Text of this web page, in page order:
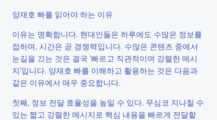
양재호 빠를 읽어야 하는 이유
이유는 명확합니다. 현대인들은 하루에도 수많은 정보를
접하며, 시간은 곧 경쟁력입니다. 수많은 콘텐츠 중에서
눈길을 끄는 것은 결국 ‘빠르고 직관적이며 강렬한 메시
지’입니다. 양재호 빠를 이해하고 활용하는 것은 다음과
같은 이유에서 매우 중요합니다.
첫째, 정보 전달 효율성을 높일 수 있다. 무심코 지나칠 수
있는 짧고 강렬한 메시지로 핵심 내용을 빠르게 전달할